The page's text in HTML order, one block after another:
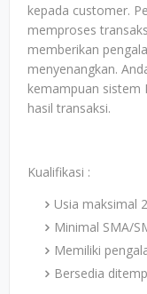
kepada customer.
memproses
memberikan
menyenangkan.
kemampuan sistem
hasil transaksi.
Kualifikasi :
Usia maksimal
Minimal SMA/
Memiliki
Bersedia